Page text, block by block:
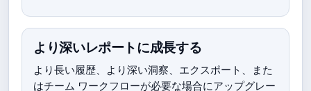
より深いレポートに成長する
より長い履歴、より深い洞察、エクスポート、また
はチーム ワークフローが必要な場合にアップグレー